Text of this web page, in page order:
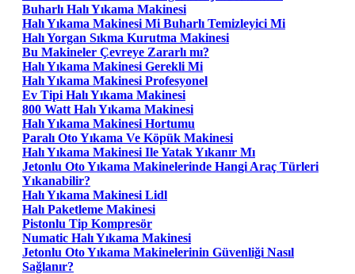
Buharlı Halı Yıkama Makinesi
Halı Yıkama Makinesi Mi Buharlı Temizleyici Mi
Halı Yorgan Sıkma Kurutma Makinesi
Bu Makineler Çevreye Zararlı mı?
Halı Yıkama Makinesi Gerekli Mi
Halı Yıkama Makinesi Profesyonel
Ev Tipi Halı Yıkama Makinesi
800 Watt Halı Yıkama Makinesi
Halı Yıkama Makinesi Hortumu
Paralı Oto Yıkama Ve Köpük Makinesi
Halı Yıkama Makinesi Ile Yatak Yıkanır Mı
Jetonlu Oto Yıkama Makinelerinde Hangi Araç Türleri
Yıkanabilir?
Halı Yıkama Makinesi Lidl
Halı Paketleme Makinesi
Pistonlu Tip Kompresör
Numatic Halı Yıkama Makinesi
Jetonlu Oto Yıkama Makinelerinin Güvenliği Nasıl
Sağlanır?